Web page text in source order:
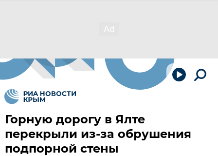
Горную дорогу в Ялте
перекрыли из-за обрушения
подпорной стены